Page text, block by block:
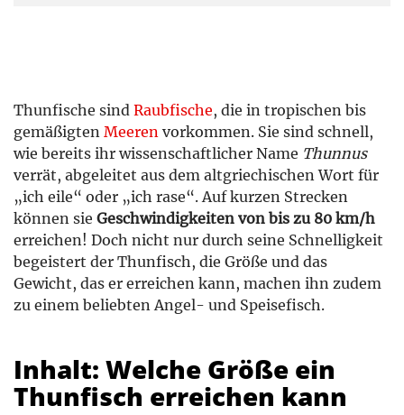
Thunfische sind Raubfische, die in tropischen bis
gemäßigten Meeren vorkommen. Sie sind schnell,
wie bereits ihr wissenschaftlicher Name Thunnus
verrät, abgeleitet aus dem altgriechischen Wort für
„ich eile“ oder „ich rase“. Auf kurzen Strecken
können sie Geschwindigkeiten von bis zu 80 km/h
erreichen! Doch nicht nur durch seine Schnelligkeit
begeistert der Thunfisch, die Größe und das
Gewicht, das er erreichen kann, machen ihn zudem
zu einem beliebten Angel- und Speisefisch.
Inhalt: Welche Größe ein
Thunfisch erreichen kann